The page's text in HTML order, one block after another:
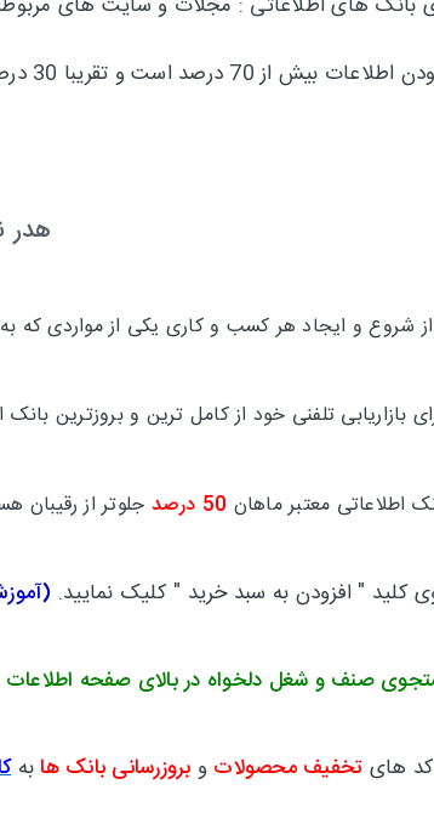
از 70 درصد است و تقریبا 30 درصد
هدر
شروع و ایجاد هر کسب و کاری یکی از مواردی که
بازاریابی تلفنی خود از کامل ترین و
اطلاعاتی معتبر ماهان 50 درصد جلوتراز رقیبان
کلید " افزودن به سبد خرید " کلیک نمایید. (
صنف و شغل دلخواه در بالای صفحه
های تخفیف محصولات و بروزرسانی بانک هابه